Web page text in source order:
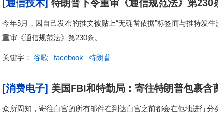
[通信技术] 特朗普下令重审《通信规范法》第230
今年5月，因自己发布的推文被贴上“无确凿依据”标签而与推特发
重审《通信规范法》第230条。
关键字： 谷歌 facebook 特朗普
[消费电子] 美国FBI和特勤局：寄往特朗普包裹含
众所周知，寄往白宫的所有邮件在到达白宫之前都会在他地进行